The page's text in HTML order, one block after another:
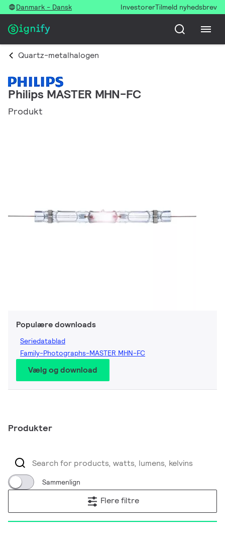
Danmark - Dansk InvestorerTilmeld nyhedsbrev
Quartz-metalhalogen
Philips MASTER MHN-FC
Produkt
Populære downloads
Seriedatablad
Family-Photographs-MASTER MHN-FC
Vælg og download
Produkter
Sammenlign
Flere filtre